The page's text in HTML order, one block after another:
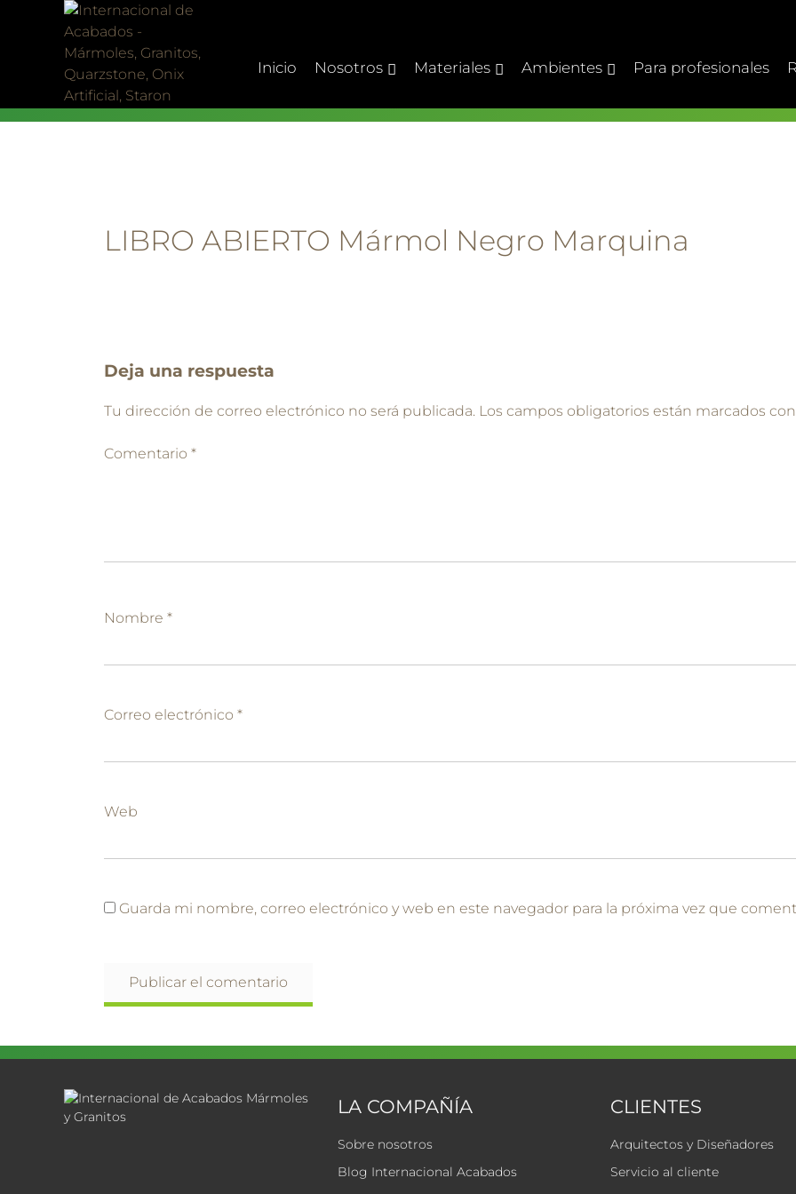
Inicio Nosotros Materiales Ambientes Para profesionales
LIBRO ABIERTO Mármol Negro Marquina
Deja una respuesta
Tu dirección de correo electrónico no será publicada. Los campos obligatorios están marcados
Comentario *
Nombre *
Correo electrónico *
Web
Guarda mi nombre, correo electrónico y web en este navegador para la próxima vez que
LA COMPAÑÍA
Sobre nosotros
Blog Internacional Acabados
CLIENTES
Arquitectos y Diseñadores
Servicio al cliente